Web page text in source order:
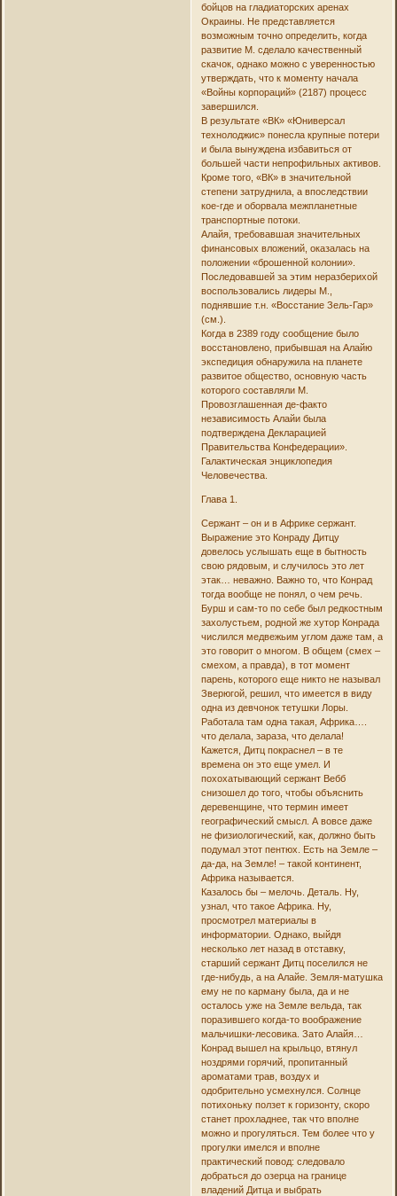
бойцов на гладиаторских аренах
Окраины. Не представляется
возможным точно определить, когда
развитие М. сделало качественный
скачок, однако можно с уверенностью
утверждать, что к моменту начала
«Войны корпораций» (2187) процесс
завершился.
В результате «ВК» «Юниверсал
технолоджис» понесла крупные потери
и была вынуждена избавиться от
большей части непрофильных активов.
Кроме того, «ВК» в значительной
степени затруднила, а впоследствии
кое-где и оборвала межпланетные
транспортные потоки.
Алайя, требовавшая значительных
финансовых вложений, оказалась на
положении «брошенной колонии».
Последовавшей за этим неразберихой
воспользовались лидеры М.,
поднявшие т.н. «Восстание Зель-Гар»
(см.).
Когда в 2389 году сообщение было
восстановлено, прибывшая на Алайю
экспедиция обнаружила на планете
развитое общество, основную часть
которого составляли М.
Провозглашенная де-факто
независимость Алайи была
подтверждена Декларацией
Правительства Конфедерации».
Галактическая энциклопедия
Человечества.
Глава 1.
Сержант – он и в Африке сержант.
Выражение это Конраду Дитцу
довелось услышать еще в бытность
свою рядовым, и случилось это лет
этак… неважно. Важно то, что Конрад
тогда вообще не понял, о чем речь.
Бурш и сам-то по себе был редкостным
захолустьем, родной же хутор Конрада
числился медвежьим углом даже там, а
это говорит о многом. В общем (смех –
смехом, а правда), в тот момент
парень, которого еще никто не называл
Зверюгой, решил, что имеется в виду
одна из девчонок тетушки Лоры.
Работала там одна такая, Африка….
что делала, зараза, что делала!
Кажется, Дитц покраснел – в те
времена он это еще умел. И
похохатывающий сержант Вебб
снизошел до того, чтобы объяснить
деревенщине, что термин имеет
географический смысл. А вовсе даже
не физиологический, как, должно быть
подумал этот пентюх. Есть на Земле –
да-да, на Земле! – такой континент,
Африка называется.
Казалось бы – мелочь. Деталь. Ну,
узнал, что такое Африка. Ну,
просмотрел материалы в
информатории. Однако, выйдя
несколько лет назад в отставку,
старший сержант Дитц поселился не
где-нибудь, а на Алайе. Земля-матушка
ему не по карману была, да и не
осталось уже на Земле вельда, так
поразившего когда-то воображение
мальчишки-лесовика. Зато Алайя…
Конрад вышел на крыльцо, втянул
ноздрями горячий, пропитанный
ароматами трав, воздух и
одобрительно усмехнулся. Солнце
потихоньку ползет к горизонту, скоро
станет прохладнее, так что вполне
можно и прогуляться. Тем более что у
прогулки имелся и вполне
практический повод: следовало
добраться до озерца на границе
владений Дитца и выбрать